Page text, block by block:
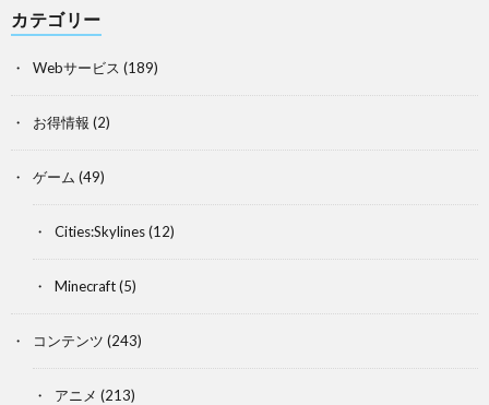
カテゴリー
Webサービス (189)
お得情報 (2)
ゲーム (49)
Cities:Skylines(12)
Minecraft(5)
コンテンツ (243)
アニメ (213)